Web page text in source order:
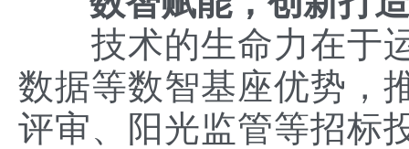
技术的生命力在于运
数据等数智基座优势，
评审、阳光监管等招标